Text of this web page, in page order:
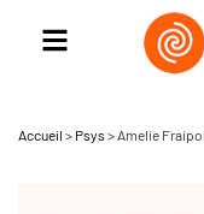
Accueil > Psys > Amelie